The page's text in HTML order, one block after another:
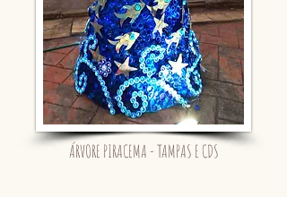
ÁRVORE PIRACEMA - TAMPAS E CDS